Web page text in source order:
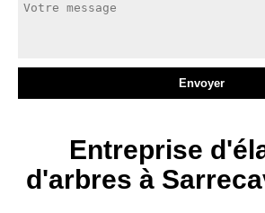
Entreprise
d'arbres à